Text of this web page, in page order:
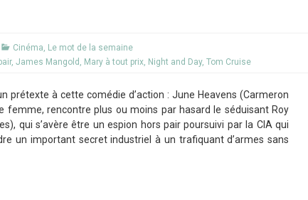
Cinéma, Le mot de la semaine
, James Mangold , Mary à tout prix, Night and Day, Tom Cruise
prétexte à cette comédie d’action : June Heavens (Carmeron
femme, rencontre plus ou moins par hasard le séduisant Roy
qui s’avère être un espion hors pair poursuivi par la CIA qui
un important secret industriel à un trafiquant d’armes sans